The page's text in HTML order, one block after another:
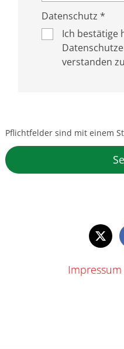
Datenschutz *
Ich bestätige
verstanden
Pflichtfelder sind mit einem
Impressum